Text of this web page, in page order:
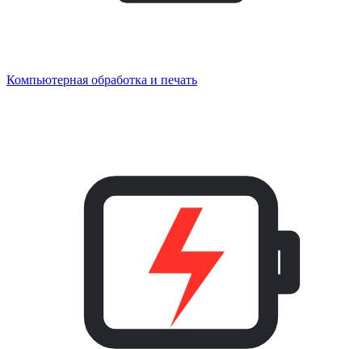
Компьютерная обработка и печать